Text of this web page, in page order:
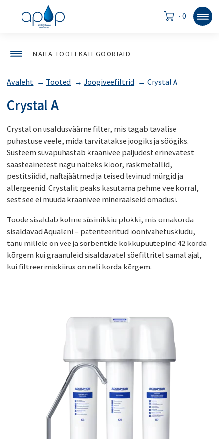
· 0
NÄITA TOOTEKATEGOORIAID
Avaleht → Tooted →Joogiveefiltrid → Crystal A
Crystal A
Crystal on usaldusväärne filter, mis tagab tavalise
puhastuse veele, mida tarvitatakse joogiks ja söögiks.
Süsteem süvapuhastab kraanivee paljudest erinevatest
saasteainetest nagu näiteks kloor, raskmetallid,
pestitsiidid, naftajäätmed ja teised levinud mürgid ja
allergeenid. Crystalit peaks kasutama pehme vee korral,
sest see ei muuda kraanivee mineraalseid omadusi.
Toode sisaldab kolme süsinikkiu plokki, mis omakorda
sisaldavad Aqualeni – patenteeritud ioonivahetuskiudu,
tänu millele on vee ja sorbentide kokkupuutepind 42 korda
kõrgem kui graanuleid sisaldavatel söefiltritel samal ajal,
kui filtreerimiskiirus on neli korda kõrgem.